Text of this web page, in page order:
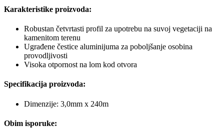
Karakteristike proizvoda:
Robustan četvrtasti profil za upotrebu na suvoj vegetaciji na
kamenitom terenu
Ugrađene čestice aluminijuma za poboljšanje osobina
provodljivosti
Visoka otpornost na lom kod otvora
Specifikacija proizvoda:
Dimenzije: 3,0mm x 240m
Obim isporuke: